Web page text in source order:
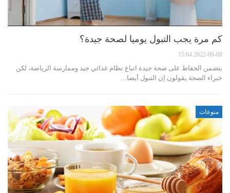
كم مرة يجب التبول يوميا لصحة جيدة؟
2022-06-08 15:04
يتضمن الحفاظ على صحة جيدة اتباع نظام غذائي جيد وممارسة الرياضة، لكن
خبراء الصحة يقولون إن التبول أيضا…
منوعات